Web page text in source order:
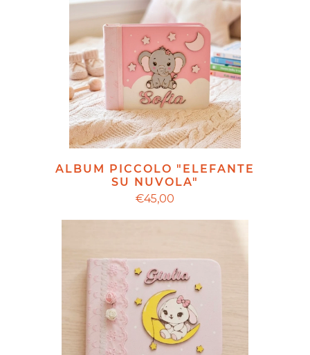
ALBUM PICCOLO "ELEFANTE
SU NUVOLA"
€45,00